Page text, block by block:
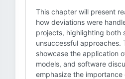
This chapter will present
how deviations were
projects, highlighting both
unsuccessful approaches.
showcase the application
models, and software
emphasize the